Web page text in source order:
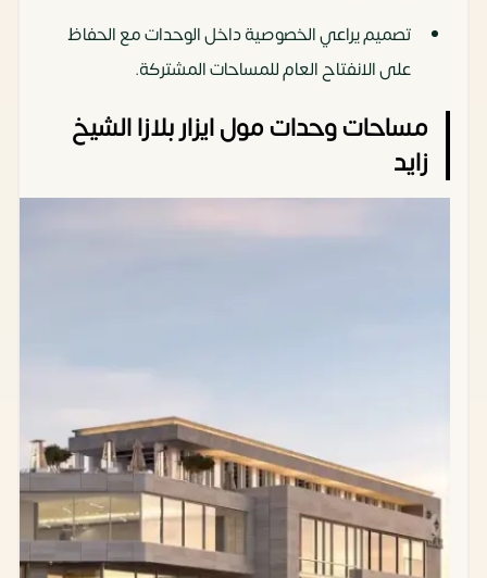
تصميم يراعي الخصوصية داخل الوحدات مع الحفاظ
على الانفتاح العام للمساحات المشتركة.
مساحات وحدات مول ايزار بلازا الشيخ
زايد